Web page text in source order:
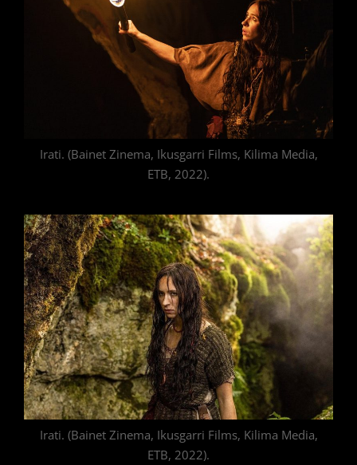
Irati. (Bainet Zinema, Ikusgarri Films, Kilima Media,
ETB, 2022).
Irati. (Bainet Zinema, Ikusgarri Films, Kilima Media,
ETB, 2022).